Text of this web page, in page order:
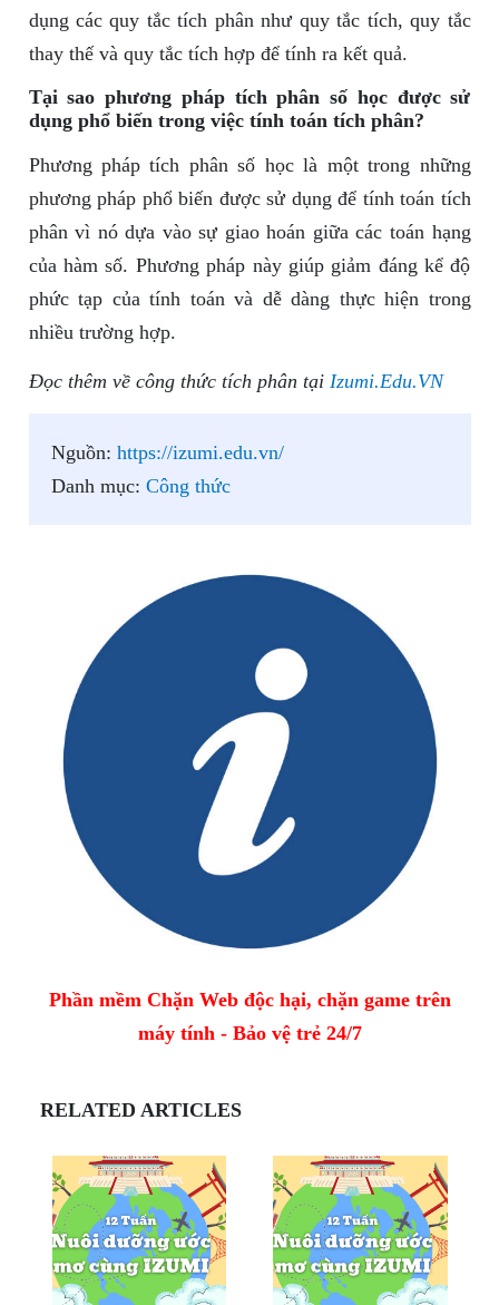
dụng các quy tắc tích phân như quy tắc tích, quy tắc
thay thế và quy tắc tích hợp để tính ra kết quả.
Tại sao phương pháp tích phân số học được sử
dụng phổ biến trong việc tính toán tích phân?
Phương pháp tích phân số học là một trong những
phương pháp phổ biến được sử dụng để tính toán tích
phân vì nó dựa vào sự giao hoán giữa các toán hạng
của hàm số. Phương pháp này giúp giảm đáng kể độ
phức tạp của tính toán và dễ dàng thực hiện trong
nhiều trường hợp.
Đọc thêm về công thức tích phân tại Izumi.Edu.VN
Nguồn: https://izumi.edu.vn/
Danh mục: Công thức
Phần mềm Chặn Web độc hại, chặn game trên
máy tính - Bảo vệ trẻ 24/7
RELATED ARTICLES